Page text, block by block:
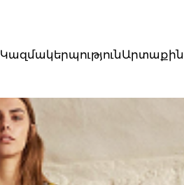
ԿազմակերպությունԱրտաքին